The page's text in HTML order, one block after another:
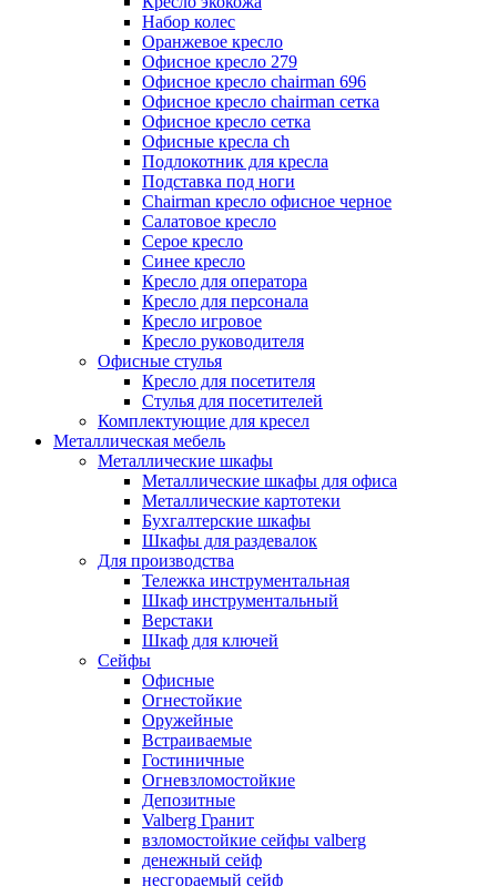
Набор колес
Оранжевое кресло
Офисное кресло 279
Офисное кресло chairman 696
Офисное кресло chairman сетка
Офисное кресло сетка
Офисные кресла ch
Подлокотник для кресла
Подставка под ноги
Сhairman кресло офисное черное
Салатовое кресло
Серое кресло
Синее кресло
Кресло для оператора
Кресло для персонала
Кресло игровое
Кресло руководителя
Офисные стулья
Кресло для посетителя
Стулья для посетителей
Комплектующие для кресел
Металлическая мебель
Металлические шкафы
Металлические шкафы для офиса
Металлические картотеки
Бухгалтерские шкафы
Шкафы для раздевалок
Для производства
Тележка инструментальная
Шкаф инструментальный
Верстаки
Шкаф для ключей
Сейфы
Офисные
Огнестойкие
Оружейные
Встраиваемые
Гостиничные
Огневзломостойкие
Депозитные
Valberg Гранит
взломостойкие сейфы valberg
денежный сейф
несгораемый сейф